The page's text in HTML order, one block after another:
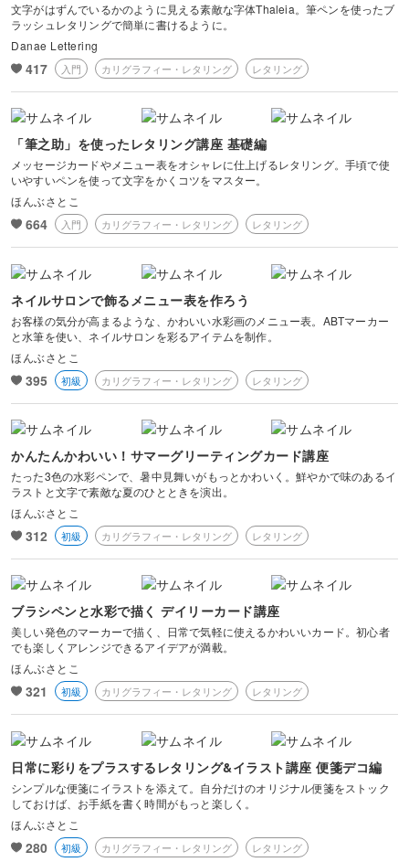
文字がはずんでいるかのように見える素敵な字体Thaleia。筆ペンを使ったブ
ラッシュレタリングで簡単に書けるように。
Danae Lettering
417 入門 カリグラフィー・レタリング レタリング
「筆之助」を使ったレタリング講座 基礎編
メッセージカードやメニュー表をオシャレに仕上げるレタリング。手頃で使
いやすいペンを使って文字をかくコツをマスター。
ほんぶさとこ
664 入門 カリグラフィー・レタリング レタリング
ネイルサロンで飾るメニュー表を作ろう
お客様の気分が高まるような、かわいい水彩画のメニュー表。ABTマーカー
と水筆を使い、ネイルサロンを彩るアイテムを制作。
ほんぶさとこ
395 初級 カリグラフィー・レタリング レタリング
かんたんかわいい！サマーグリーティングカード講座
たった3色の水彩ペンで、暑中見舞いがもっとかわいく。鮮やかで味のあるイ
ラストと文字で素敵な夏のひとときを演出。
ほんぶさとこ
312 初級 カリグラフィー・レタリング レタリング
ブラシペンと水彩で描く デイリーカード講座
美しい発色のマーカーで描く、日常で気軽に使えるかわいいカード。初心者
でも楽しくアレンジできるアイデアが満載。
ほんぶさとこ
321 初級 カリグラフィー・レタリング レタリング
日常に彩りをプラスするレタリング&イラスト講座 便箋デコ編
シンプルな便箋にイラストを添えて。自分だけのオリジナル便箋をストック
しておけば、お手紙を書く時間がもっと楽しく。
ほんぶさとこ
280 初級 カリグラフィー・レタリング レタリング